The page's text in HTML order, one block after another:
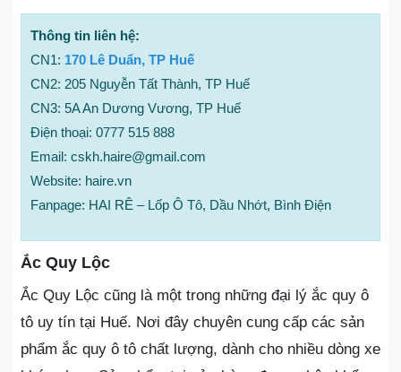
Thông tin liên hệ:
CN1: 170 Lê Duẩn, TP Huế
CN2: 205 Nguyễn Tất Thành, TP Huế
CN3: 5A An Dương Vương, TP Huế
Điện thoại: 0777 515 888
Email: cskh.haire@gmail.com
Website: haire.vn
Fanpage: HAI RÊ – Lốp Ô Tô, Dầu Nhớt, Bình Điện
Ắc Quy Lộc
Ắc Quy Lộc cũng là một trong những đại lý ắc quy ô
tô uy tín tại Huế. Nơi đây chuyên cung cấp các sản
phẩm ắc quy ô tô chất lượng, dành cho nhiều dòng xe